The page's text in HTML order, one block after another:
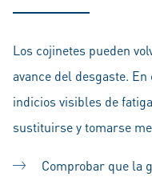
Los cojinetes pueden
avance del desgaste.
indicios visibles de
sustituirse y tomarse
Comprobar que la